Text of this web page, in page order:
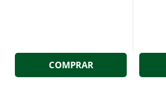
COMPRAR